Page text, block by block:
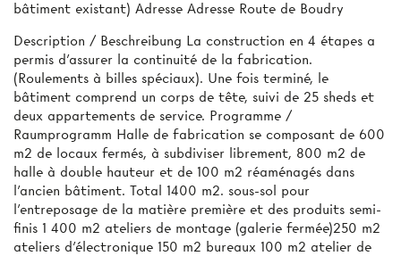
bâtiment existant) Adresse Adresse Route de Boudry
Description / Beschreibung La construction en 4 étapes a
permis d'assurer la continuité de la fabrication.
(Roulements à billes spéciaux). Une fois terminé, le
bâtiment comprend un corps de tête, suivi de 25 sheds et
deux appartements de service. Programme /
Raumprogramm Halle de fabrication se composant de 600
m2 de locaux fermés, à subdiviser librement, 800 m2 de
halle à double hauteur et de 100 m2 réaménagés dans
l'ancien bâtiment. Total 1400 m2. sous-sol pour
l'entreposage de la matière première et des produits semi-
finis 1 400 m2 ateliers de montage (galerie fermée)250 m2
ateliers d'électronique 150 m2 bureaux 100 m2 atelier de